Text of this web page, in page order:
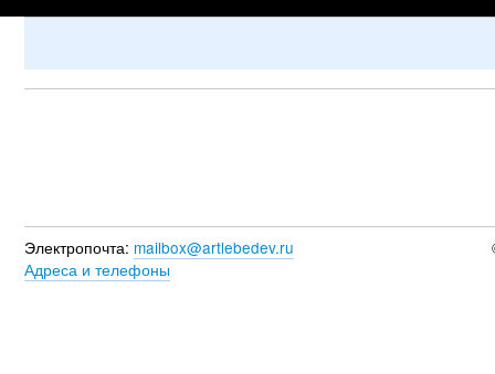
Электропочта: mailbox@artlebedev.ru
Адреса и телефоны